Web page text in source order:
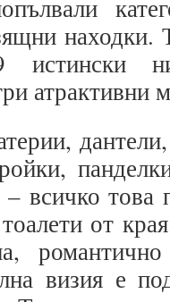
находки.
истински
атрактивни
всичко това
от
визия е